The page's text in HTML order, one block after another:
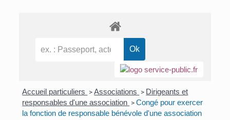
Accueil particuliers > Associations > Dirigeants et
responsables d'une association > Congé pour exercer
la fonction de responsable bénévole d'une association